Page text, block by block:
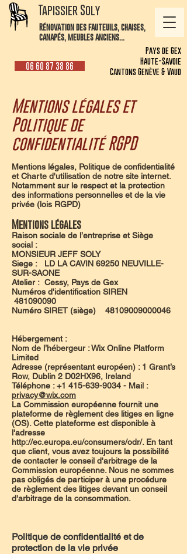
Tapissier Soly
Rénovation des fauteuils, chaises,
canapés, meubles anciens...
06 60 87 38 86
Pays de Gex
Haute-Savoie
Cantons Genève & Vaud
Mentions légales et
Politique de
confidentialité RGPD
Mentions légales, Politique de confidentialité
et Charte d'utilisation de notre site internet.
Notamment sur le respect et la protection
des informations personnelles et de la vie
privée (lois RGPD)
Mentions légales
Raison sociale de l’entreprise et Siège
social :
MONSIEUR JEFF SOLY
Siege : LD LA CAVIN 69250 NEUVILLE-
SUR-SAONE
Atelier : Cessy, Pays de Gex
Numéros d'identification SIREN
481090090
Numéro SIRET (siège) 48109009000046
Hébergement :
Nom de l’hébergeur : Wix Online Platform
Limited
Adresse (représentant européen) : 1 Grant’s
Row, Dublin 2 D02HX96, Ireland
Téléphone : +1 415-639-9034 - Mail :
privacy@wix.com
La Commission européenne fournit une
plateforme de règlement des litiges en ligne
(OS). Cette plateforme est disponible à
l'adresse
http://ec.europa.eu/consumers/odr/.En tant
que client, vous avez toujours la possibilité
de contacter le conseil d'arbitrage de la
Commission européenne. Nous ne sommes
pas obligés de participer à une procédure
de règlement des litiges devant un conseil
d'arbitrage de la consommation.
Politique de confidentialité et de
protection de la vie privée